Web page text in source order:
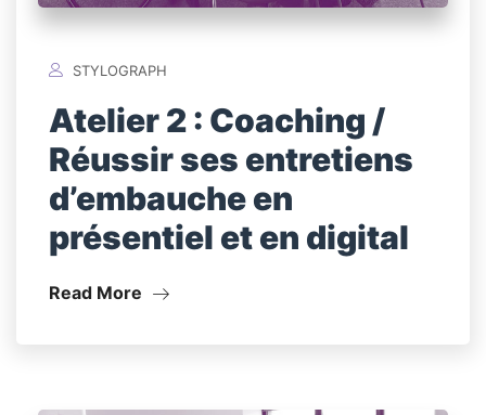
STYLOGRAPH
Atelier 2 : Coaching /
Réussir ses entretiens
d’embauche en
présentiel et en digital
Read More